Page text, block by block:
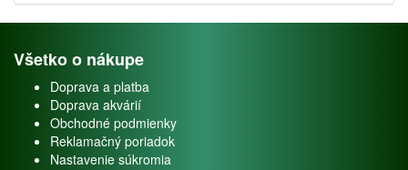
Všetko o nákupe
Doprava a platba
Doprava akvárií
Obchodné podmienky
Reklamačný poriadok
Nastavenie súkromia